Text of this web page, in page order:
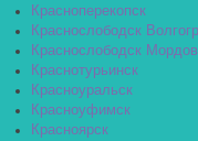
Красноперекопск
Краснослободск
Краснослободск
Краснотурьинск
Красноуральск
Красноуфимск
Красноярск